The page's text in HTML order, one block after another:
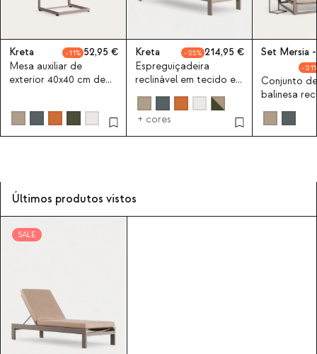
Kreta 11
52,95
Mesa auxiliar de
exterior 40x40 cm de
Kreta 25
214,95
Espreguiçadeira
reclinável em tecido e
alumínio New Kreta
+ cores
Set Mersia
21
Conjunto
balinesa
Mersia e 2
40x40 cm
Últimos produtos vistos
SALE